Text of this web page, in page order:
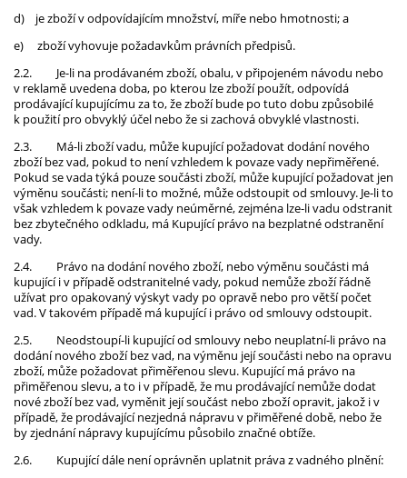
d)
je zboží v odpovídajícím množství, míře nebo hmotnosti; a
e)
zboží vyhovuje požadavkům právních předpisů.
2.2.
Je-li na prodávaném zboží, obalu, v připojeném návodu nebo
v reklamě uvedena doba, po kterou lze zboží použít, odpovídá
prodávající kupujícímu za to, že zboží bude po tuto dobu způsobilé
k použití pro obvyklý účel nebo že si zachová obvyklé vlastnosti.
2.3.
Má-li zboží vadu, může kupující požadovat dodání nového
zboží bez vad, pokud to není vzhledem k povaze vady nepřiměřené.
Pokud se vada týká pouze součásti zboží, může kupující požadovat jen
výměnu součásti; není-li to možné, může odstoupit od smlouvy. Je-li to
však vzhledem k povaze vady neúměrné, zejména lze-li vadu odstranit
bez zbytečného odkladu, má Kupující právo na bezplatné odstranění
vady.
2.4.
Právo na dodání nového zboží, nebo výměnu součásti má
kupující i v případě odstranitelné vady, pokud nemůže zboží řádně
užívat pro opakovaný výskyt vady po opravě nebo pro větší počet
vad. V takovém případě má kupující i právo od smlouvy odstoupit.
2.5.
Neodstoupí-li kupující od smlouvy nebo neuplatní-li právo na
dodání nového zboží bez vad, na výměnu její součásti nebo na opravu
zboží, může požadovat přiměřenou slevu. Kupující má právo na
přiměřenou slevu, a to i v případě, že mu prodávající nemůže dodat
nové zboží bez vad, vyměnit její součást nebo zboží opravit, jakož i v
případě, že prodávající nezjedná nápravu v přiměřené době, nebo že
by zjednání nápravy kupujícímu působilo značné obtíže.
2.6.
Kupující dále není oprávněn uplatnit práva z vadného plnění: